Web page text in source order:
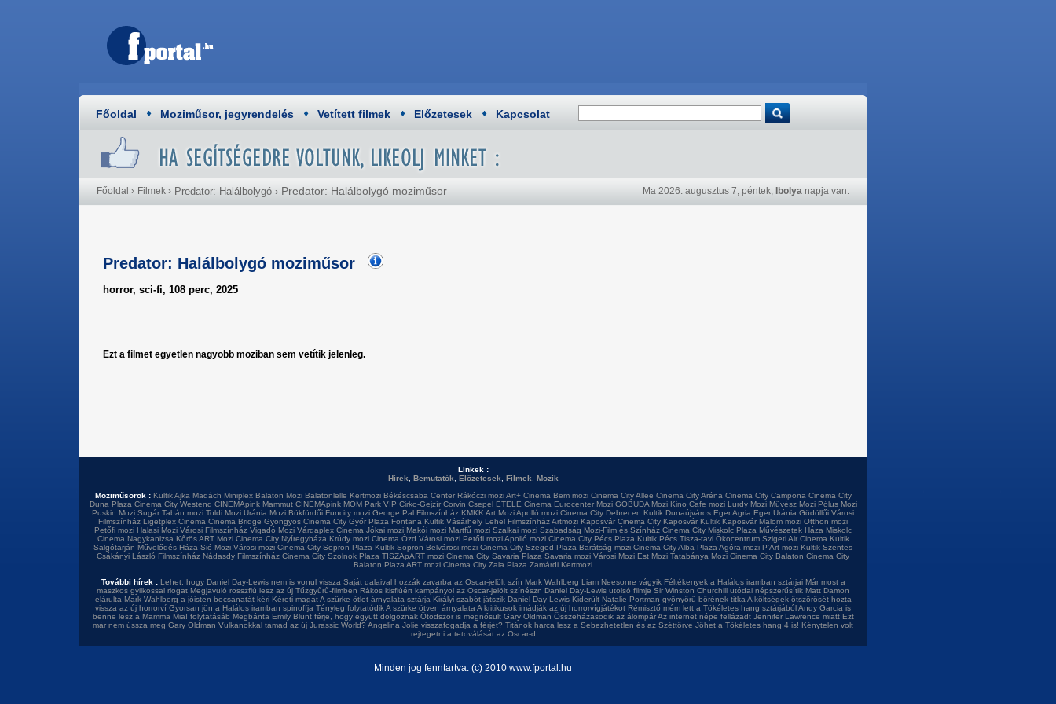
Főoldal Moziműsor, jegyrendelés Vetített filmek Előzetesek Kapcsolat
Főoldal › Filmek › Predator: Halálbolygó › Predator: Halálbolygó moziműsor Ma 2026. augusztus 7, péntek, Ibolya napja van.
Predator: Halálbolygó moziműsor
horror, sci-fi, 108 perc, 2025
Ezt a filmet egyetlen nagyobb moziban sem vetítik jelenleg.
Linkek :
Hírek
Bemutatók Előzetesek Filmek
Mozik
Moziműsorok : Kultik Ajka Madách Miniplex Balaton Mozi Balatonlelle Kertmozi Békéscsaba Center Rákóczi mozi Art+ Cinema Bem mozi Cinema City Allee Cinema City Aréna Cinema City Campona Cinema City
Duna Plaza Cinema City Westend CINEMApink Mammut CINEMApink MOM Park VIP Cirko-Gejzír Corvin Csepel ETELE Cinema Eurocenter Mozi GOBUDA Mozi Kino Cafe mozi Lurdy Mozi Művész Mozi Pólus Mozi
Puskin Mozi Sugár Tabán mozi Toldi Mozi Uránia Mozi Bükfürdői Funcity mozi George Pal Filmszínház KMKK Art MoziApolló mozi Cinema City Debrecen Kultik Dunaújváros Eger Agria Eger Uránia Gödöllői Városi
Filmszínház Ligetplex Cinema Cinema Bridge Gyöngyös Cinema City Győr Plaza Fontana Kultik Vásárhely Lehel FilmszínházArtmozi Kaposvár Cinema City Kaposvár Kultik Kaposvár Malom mozi Otthon mozi
Petőfi mozi Halasi Mozi Városi Filmszínház Vigadó Mozi Várdaplex Cinema Jókai mozi Makói mozi Martfű mozi Szalkai mozi Szabadság Mozi-Film és Színház Cinema City Miskolc Plaza Művészetek Háza Miskolc
Cinema Nagykanizsa Kőrös ART Mozi Cinema City Nyíregyháza Krúdy mozi Cinema Ózd Városi mozi Petőfi mozi Apolló mozi Cinema City Pécs Plaza Kultik Pécs Tisza-tavi Ökocentrum Szigeti Air Cinema Kultik
Salgótarján Művelődés Háza Sió Mozi Városi mozi Cinema City Sopron Plaza Kultik Sopron Belvárosi mozi Cinema City Szeged Plaza Barátság mozi Cinema City Alba Plaza Agóra mozi P'Art mozi Kultik Szentes
Csákányi László Filmszínház Nádasdy Filmszínház Cinema City Szolnok Plaza TISZApART mozi Cinema City Savaria Plaza Savaria mozi Városi Mozi Est Mozi Tatabánya Mozi Cinema City Balaton Cinema City
Balaton Plaza ART mozi Cinema City Zala Plaza Zamárdi Kertmozi
További hírek : Lehet, hogy Daniel Day-Lewis nem is vonul vissza Saját dalaival hozzák zavarba az Oscar-jelölt szín Mark Wahlberg Liam Neesonre vágyik Féltékenyek a Halálos iramban sztárjai Már most a
maszkos gyilkossal riogat Megjavuló rosszfiú lesz az új Tűzgyűrű-filmben Rákos kisfiúért kampányol az Oscar-jelölt színészn Daniel Day-Lewis utolsó filmje Sir Winston Churchill utódai népszerűsítik Matt Damon
elárulta Mark Wahlberg a jóisten bocsánatát kéri Kéreti magát A szürke ötlet árnyalata sztárja Királyi szabót játszik Daniel Day Lewis Kiderült Natalie Portman gyönyörű bőrének titka A költségek ötszörösét hozta
vissza az új horrorví Gyorsan jön a Halálos iramban spinoffja Tényleg folytatódik A szürke ötven árnyalata A kritikusok imádják az új horrorvígjátékot Rémisztő mém lett a Tökéletes hang sztárjábólAndy Garcia is
benne lesz a Mamma Mia! folytatásáb Megbánta Emily Blunt férje, hogy együtt dolgoznak Ötödször is megnősült Gary Oldman Összeházasodik az álompár Az internet népe fellázadt Jennifer Lawrence miatt Ezt
már nem ússza meg Gary Oldman Vulkánokkal támad az új Jurassic World? Angelina Jolie visszafogadja a férjét? Titánok harca lesz a Sebezhetetlen és az Széttörve Jöhet a Tökéletes hang 4 is! Kénytelen volt
rejtegetni a tetoválását az Oscar-d
Minden jog fenntartva. (c) 2010 www.fportal.hu